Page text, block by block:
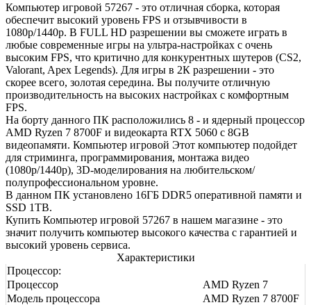
Компьютер игровой 57267 - это отличная сборка, которая
обеспечит высокий уровень FPS и отзывчивости в
1080р/1440р. В FULL HD разрешении вы сможете играть в
любые современные игры на ультра-настройках с очень
высоким FPS, что критично для конкурентных шутеров (CS2,
Valorant, Apex Legends). Для игры в 2К разрешении - это
скорее всего, золотая середина. Вы получите отличную
производительность на высоких настройках с комфортным
FPS.
На борту данного ПК расположились 8 - и ядерный процессор
AMD Ryzen 7 8700F и видеокарта RTX 5060 с 8GB
видеопамяти. Компьютер игровой Этот компьютер подойдет
для стриминга, программирования, монтажа видео
(1080р/1440р), 3D-моделирования на любительском/
полупрофессиональном уровне.
В данном ПК установлено 16ГБ DDR5 оперативной памяти и
SSD 1TB.
Купить Компьютер игровой 57267 в нашем магазине - это
значит получить компьютер высокого качества с гарантией и
высокий уровень сервиса.
Характеристики
Процессор:
Процессор
AMD Ryzen 7
Модель процессора
AMD Ryzen 7 8700F